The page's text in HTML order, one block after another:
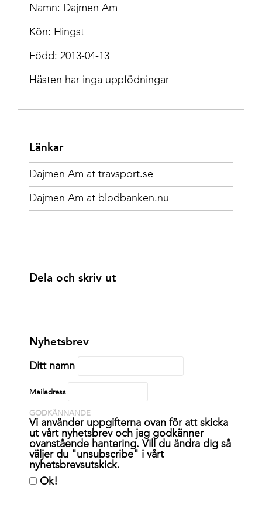
Namn: Dajmen Am
Kön: Hingst
Född: 2013-04-13
Hästen har inga uppfödningar
Länkar
Dajmen Am at travsport.se
Dajmen Am at blodbanken.nu
Dela och skriv ut
Nyhetsbrev
Ditt namn
Mailadress
GODKÄNNANDE
Vi använder uppgifterna ovan för att skicka
ut vårt nyhetsbrev och jag godkänner
ovanstående hantering. Vill du ändra dig så
väljer du "unsubscribe" i vårt
nyhetsbrevsutskick.
Ok!